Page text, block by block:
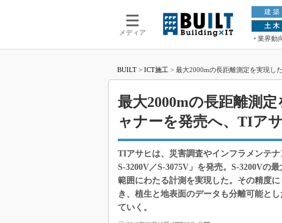
メディア
建
土
業界動
BUILT > ICT施工 > 最大2000mの長距離測定を実現し
最大2000mの長距離測
ャナーを発売へ、TIア
TIアサヒは、災害調査やインフラメンテ
S-3200V／S-3075V」を発売。S-3200Vの
範囲にわたる計測を実現した。その精度
き、植生と地表面のデータも分離可能と
ていく。